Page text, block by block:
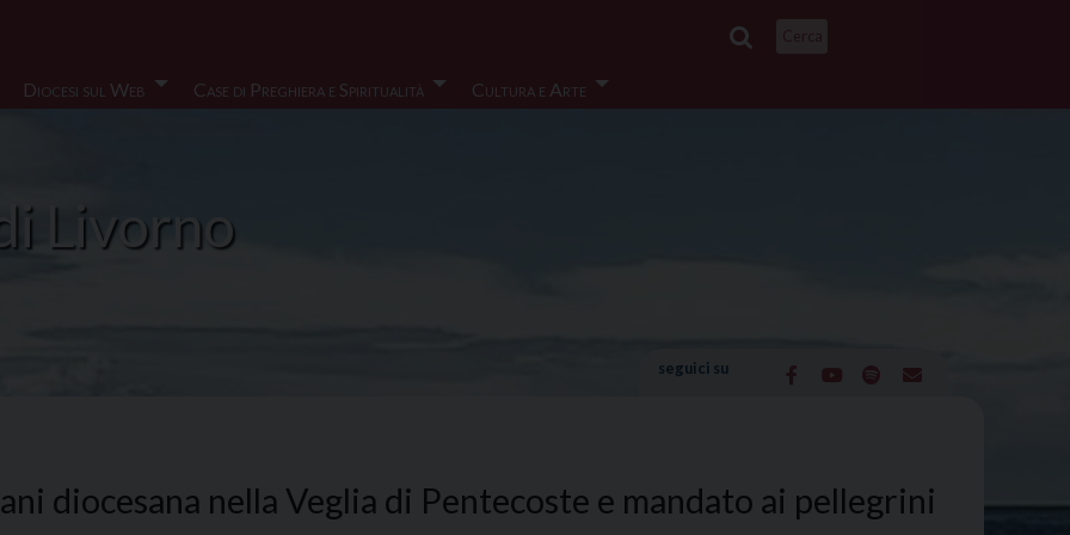
Diocesi sul Web Case di Preghiera e Spiritualità Cultura e Arte
Livorno
seguici su
diocesana nella Veglia di Pentecoste e mandato ai pellegrini